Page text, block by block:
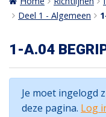
Deel 1 - Algemeen
1-A.04
Je moet ingelogd
deze pagina. Log